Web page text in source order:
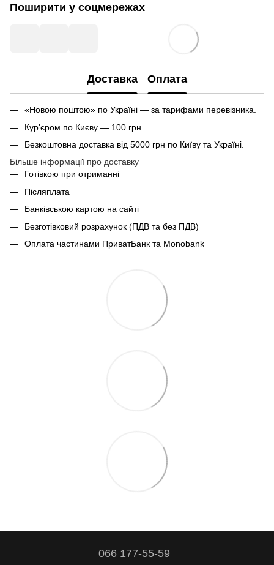
Поширити у соцмережах
Доставка Оплата
«Новою поштою» по Україні — за тарифами перевізника.
Кур'єром по Києву — 100 грн.
Безкоштовна доставка від 5000 грн по Київу та Україні.
Більше інформації про доставку
Готівкою при отриманні
Післяплата
Банківською картою на сайті
Безготівковий розрахунок (ПДВ та без ПДВ)
Оплата частинами ПриватБанк та Monobank
066 177-55-59